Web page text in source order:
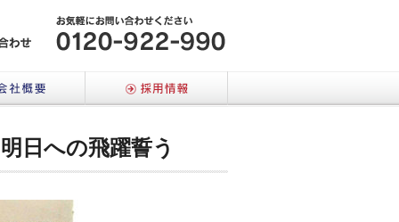
メールでのお問い合わせはこちら
会社概要
日への飛躍誓う